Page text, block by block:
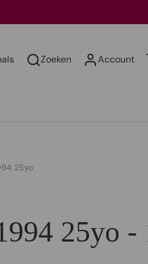
Zoeken Account
25yo
25yo -